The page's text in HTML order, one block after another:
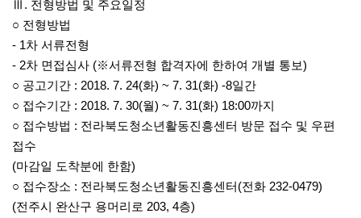
Ⅲ. 전형방법 및 주요일정
○ 전형방법
- 1차 서류전형
- 2차 면접심사 (※서류전형 합격자에 한하여 개별 통보)
○ 공고기간 : 2018. 7. 24(화) ~ 7. 31(화) -8일간
○ 접수기간 : 2018. 7. 30(월) ~ 7. 31(화) 18:00까지
○ 접수방법 : 전라북도청소년활동진흥센터 방문 접수 및 우편
접수
(마감일 도착분에 한함)
○ 접수장소 : 전라북도청소년활동진흥센터(전화 232-0479)
(전주시 완산구 용머리로 203, 4층)